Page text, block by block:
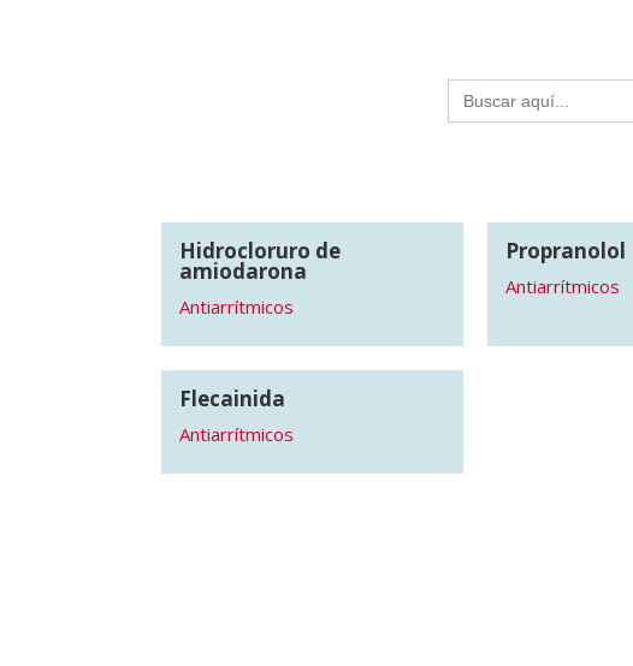
Buscar:
Hidrocloruro de
amiodarona
Antiarrítmicos
Propranolol
Antiarrítmicos
Flecainida
Antiarrítmicos